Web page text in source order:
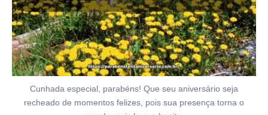
Cunhada especial, parabéns! Que seu aniversário seja
recheado de momentos felizes, pois sua presença torna o